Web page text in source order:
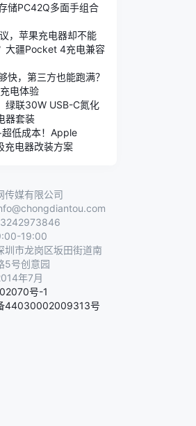
储PC42Q多面手组合
，苹果充电器却不能
大疆Pocket 4充电兼容
快，第三方也能跑满？
电体验
绿联30W USB-C氮化
器套装
低成本！Apple
充电器改装方案
传媒有限公司
19:00
圳市龙岗区坂田街道南
5号创意园
年7月
号-1
44030002009313号